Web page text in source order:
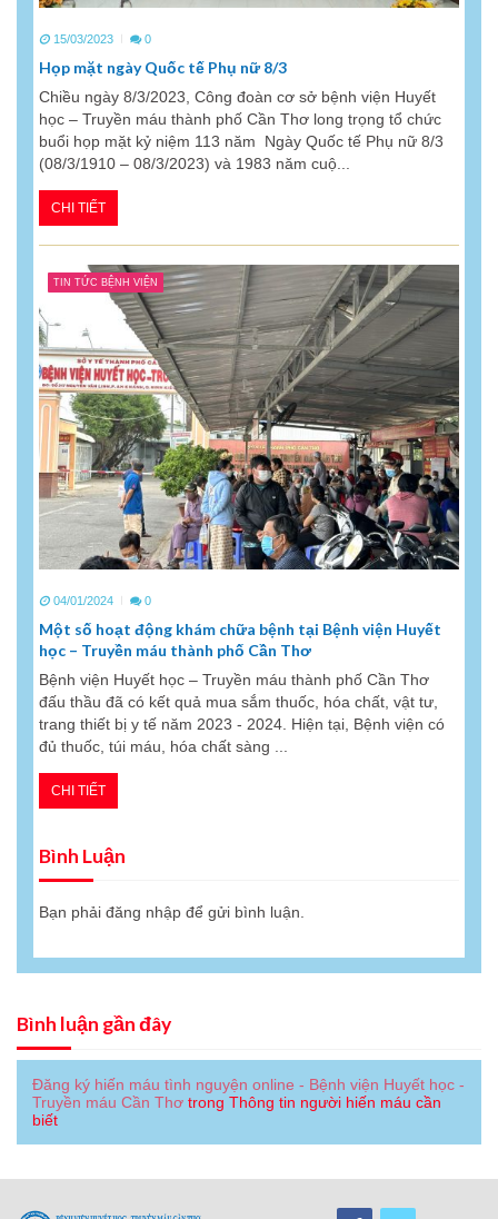
15/03/2023 0
Họp mặt ngày Quốc tế Phụ nữ 8/3
Chiều ngày 8/3/2023, Công đoàn cơ sở bệnh viện Huyết
học – Truyền máu thành phố Cần Thơ long trọng tổ chức
buổi họp mặt kỷ niệm 113 năm Ngày Quốc tế Phụ nữ 8/3
(08/3/1910 – 08/3/2023) và 1983 năm cuộ...
CHI TIẾT
TIN TỨC BỆNH VIỆN
04/01/2024 0
Một số hoạt động khám chữa bệnh tại Bệnh viện Huyết
học – Truyền máu thành phố Cần Thơ
Bệnh viện Huyết học – Truyền máu thành phố Cần Thơ
đấu thầu đã có kết quả mua sắm thuốc, hóa chất, vật tư,
trang thiết bị y tế năm 2023 - 2024. Hiện tại, Bệnh viện có
đủ thuốc, túi máu, hóa chất sàng ...
CHI TIẾT
Bình Luận
Bạn phải đăng nhập để gửi bình luận.
Bình luận gần đây
Đăng ký hiến máu tình nguyện online - Bệnh viện Huyết học -
Truyền máu Cần Thơ trong Thông tin người hiến máu cần
biết